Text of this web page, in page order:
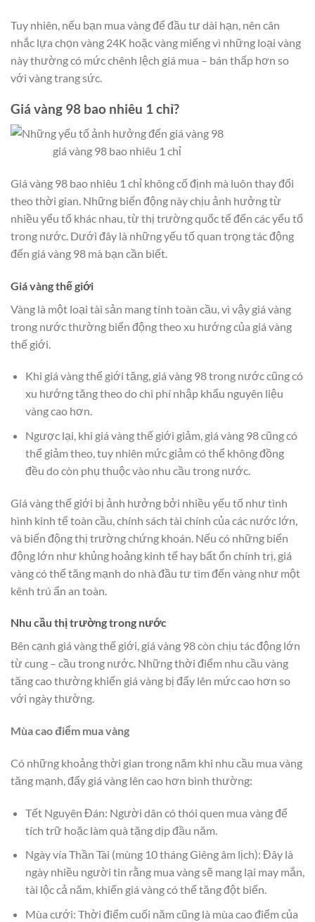
Tuy nhiên, nếu bạn mua vàng để đầu tư dài hạn, nên cân
nhắc lựa chọn vàng 24K hoặc vàng miếng vì những loại vàng
này thường có mức chênh lệch giá mua – bán thấp hơn so
với vàng trang sức.
Giá vàng 98 bao nhiêu 1 chỉ?
giá vàng 98 bao nhiêu 1 chỉ
Giá vàng 98 bao nhiêu 1 chỉ không cố định mà luôn thay đổi
theo thời gian. Những biến động này chịu ảnh hưởng từ
nhiều yếu tố khác nhau, từ thị trường quốc tế đến các yếu tố
trong nước. Dưới đây là những yếu tố quan trọng tác động
đến giá vàng 98 mà bạn cần biết.
Giá vàng thế giới
Vàng là một loại tài sản mang tính toàn cầu, vì vậy giá vàng
trong nước thường biến động theo xu hướng của giá vàng
thế giới.
Khi giá vàng thế giới tăng, giá vàng 98 trong nước cũng có
xu hướng tăng theo do chi phí nhập khẩu nguyên liệu
vàng cao hơn.
Ngược lại, khi giá vàng thế giới giảm, giá vàng 98 cũng có
thể giảm theo, tuy nhiên mức giảm có thể không đồng
đều do còn phụ thuộc vào nhu cầu trong nước.
Giá vàng thế giới bị ảnh hưởng bởi nhiều yếu tố như tình
hình kinh tế toàn cầu, chính sách tài chính của các nước lớn,
và biến động thị trường chứng khoán. Nếu có những biến
động lớn như khủng hoảng kinh tế hay bất ổn chính trị, giá
vàng có thể tăng mạnh do nhà đầu tư tìm đến vàng như một
kênh trú ẩn an toàn.
Nhu cầu thị trường trong nước
Bên cạnh giá vàng thế giới, giá vàng 98 còn chịu tác động lớn
từ cung – cầu trong nước. Những thời điểm nhu cầu vàng
tăng cao thường khiến giá vàng bị đẩy lên mức cao hơn so
với ngày thường.
Mùa cao điểm mua vàng
Có những khoảng thời gian trong năm khi nhu cầu mua vàng
tăng mạnh, đẩy giá vàng lên cao hơn bình thường:
Tết Nguyên Đán: Người dân có thói quen mua vàng để
tích trữ hoặc làm quà tặng dịp đầu năm.
Ngày vía Thần Tài (mùng 10 tháng Giêng âm lịch): Đây là
ngày nhiều người tin rằng mua vàng sẽ mang lại may mắn,
tài lộc cả năm, khiến giá vàng có thể tăng đột biến.
Mùa cưới: Thời điểm cuối năm cũng là mùa cao điểm của